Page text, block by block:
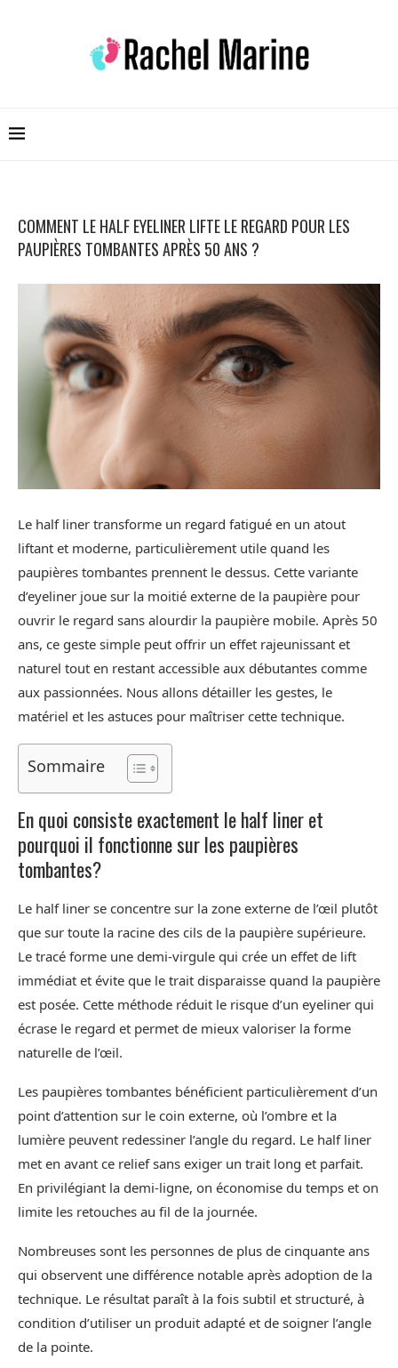
COMMENT LE HALF EYELINER LIFTE LE REGARD POUR LES
PAUPIÈRES TOMBANTES APRÈS 50 ANS ?
Le half liner transforme un regard fatigué en un atout
liftant et moderne, particulièrement utile quand les
paupières tombantes prennent le dessus. Cette variante
d’eyeliner joue sur la moitié externe de la paupière pour
ouvrir le regard sans alourdir la paupière mobile. Après 50
ans, ce geste simple peut offrir un effet rajeunissant et
naturel tout en restant accessible aux débutantes comme
aux passionnées. Nous allons détailler les gestes, le
matériel et les astuces pour maîtriser cette technique.
Sommaire
En quoi consiste exactement le half liner et
pourquoi il fonctionne sur les paupières
tombantes?
Le half liner se concentre sur la zone externe de l’œil plutôt
que sur toute la racine des cils de la paupière supérieure.
Le tracé forme une demi-virgule qui crée un effet de lift
immédiat et évite que le trait disparaisse quand la paupière
est posée. Cette méthode réduit le risque d’un eyeliner qui
écrase le regard et permet de mieux valoriser la forme
naturelle de l’œil.
Les paupières tombantes bénéficient particulièrement d’un
point d’attention sur le coin externe, où l’ombre et la
lumière peuvent redessiner l’angle du regard. Le half liner
met en avant ce relief sans exiger un trait long et parfait.
En privilégiant la demi-ligne, on économise du temps et on
limite les retouches au fil de la journée.
Nombreuses sont les personnes de plus de cinquante ans
qui observent une différence notable après adoption de la
technique. Le résultat paraît à la fois subtil et structuré, à
condition d’utiliser un produit adapté et de soigner l’angle
de la pointe.